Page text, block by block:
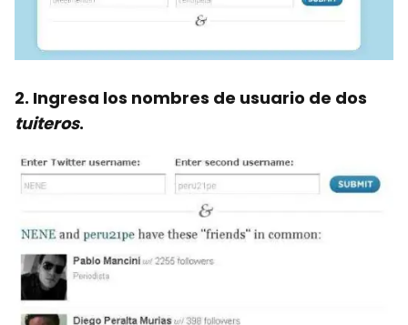
2. Ingresa los nombres de usuario de dos
tuiteros.